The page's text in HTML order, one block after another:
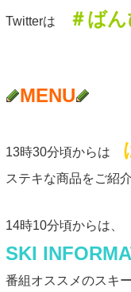
Twitterは ＃ば
MENU
13時30分頃からは
ステキな商品をご紹
14時10分頃からは、
SKI
番組オススメのスキ